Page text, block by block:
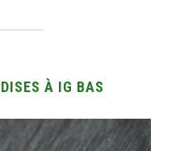
À IG BAS